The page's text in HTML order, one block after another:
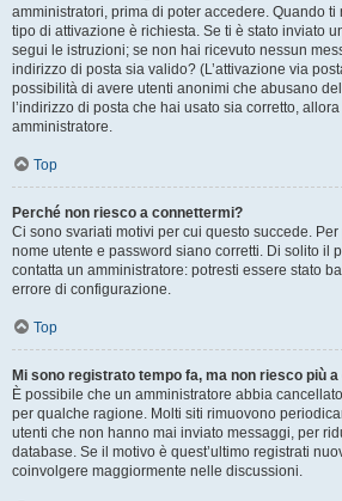
amministratori, prima di poter accedere. Quando ti
tipo di attivazione è richiesta. Se ti è stato inviato
segui le istruzioni; se non hai ricevuto nessun
indirizzo di posta sia valido? (L’attivazione via
possibilità di avere utenti anonimi che abusano
l’indirizzo di posta che hai usato sia corretto,
amministratore.
Top
Perché non riesco a connettermi?
Ci sono svariati motivi per cui questo succede.
nome utente e password siano corretti. Di solito il
contatta un amministratore: potresti essere stato
errore di configurazione.
Top
Mi sono registrato tempo fa, ma non riesco più
È possibile che un amministratore abbia
per qualche ragione. Molti siti rimuovono
utenti che non hanno mai inviato messaggi, per
database. Se il motivo è quest’ultimo registrati
coinvolgere maggiormente nelle discussioni.